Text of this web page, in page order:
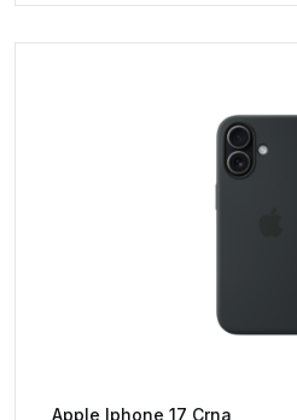
Apple Iphone 17 Crna